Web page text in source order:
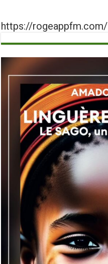
https://rogeappfm.com/